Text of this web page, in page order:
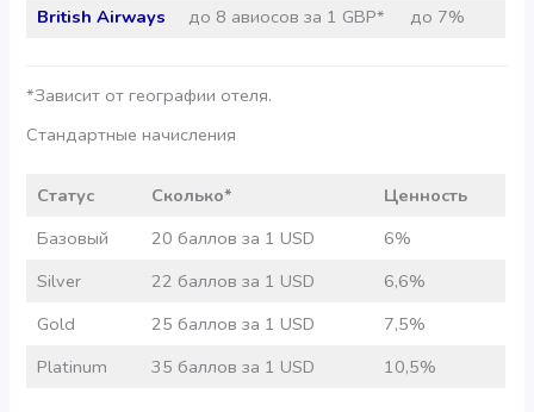
British Airways
до 8 авиосов за 1 GBP* до 7%
*Зависит от географии отеля.
Стандартные начисления
Статус Сколько*
Ценность
Базовый
20 баллов за 1 USD
6%
Silver
22 баллов за 1 USD
6,6%
Gold
25 баллов за 1 USD
7,5%
Platinum
35 баллов за 1 USD 10,5%